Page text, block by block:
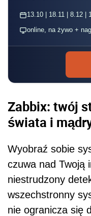
13.10 | 18.11 | 8.12 |
online, na żywo +
Zabbix: twój
świata i
Wyobraź sobie
czuwa nad Twoją
niestrudzony
wszechstronny
nie ogranicza się